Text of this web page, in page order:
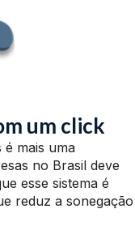
um click
é mais uma
no Brasil deve
esse sistema é
reduz a sonegação